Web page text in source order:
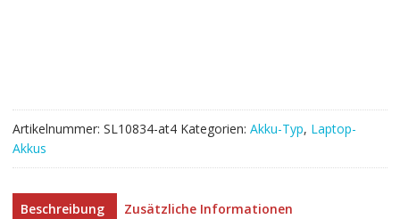
Artikelnummer: SL10834-at4 Kategorien: Akku-Typ, Laptop-
Akkus
Beschreibung
Zusätzliche Informationen